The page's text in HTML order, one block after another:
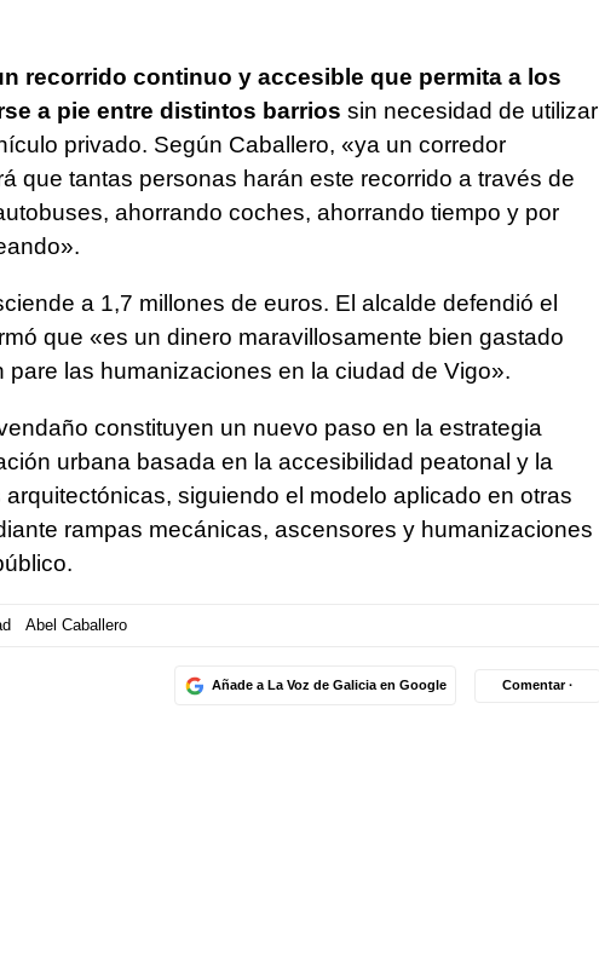
recorrido continuo y accesible que permita a los
a pie entre distintos barrios sin necesidad de utilizar
privado. Según Caballero, «ya un corredor
que tantas personas harán este recorrido a través de
ahorrando coches, ahorrando tiempo y por
a 1,7 millones de euros. El alcalde defendió el
que «es un dinero maravillosamente bien gastado
pare las humanizaciones en la ciudad de Vigo».
constituyen un nuevo paso en la estrategia
urbana basada en la accesibilidad peatonal y la
siguiendo el modelo aplicado en otras
rampas mecánicas, ascensores y humanizaciones
Abel Caballero
Añade a La Voz de Galicia en Google Comentar ·